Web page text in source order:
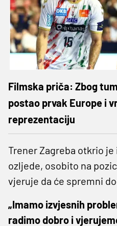
Filmska priča: Zbog
postao prvak Europe i
reprezentaciju
Trener Zagreba otkrio
ozljede, osobito na
vjeruje da će spremni
„Imamo izvjesnih
radimo dobro i